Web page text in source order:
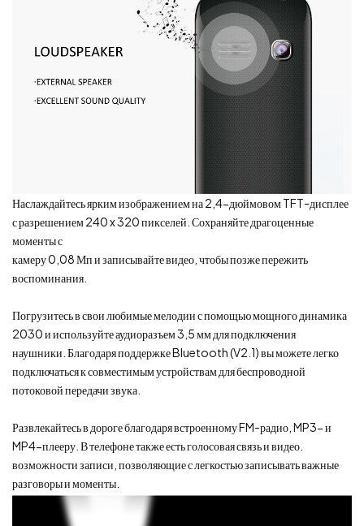
Наслаждайтесь ярким изображением на 2,4-дюймовом TFT-дисплее
с разрешением 240 x 320 пикселей. Сохраняйте драгоценные
моменты с
камеру 0,08 Мп и записывайте видео, чтобы позже пережить
воспоминания.
Погрузитесь в свои любимые мелодии с помощью мощного динамика
2030 и используйте аудиоразъем 3,5 мм для подключения
наушники. Благодаря поддержке Bluetooth (V2.1) вы можете легко
подключаться к совместимым устройствам для беспроводной
потоковой передачи звука.
Развлекайтесь в дороге благодаря встроенному FM-радио, MP3- и
MP4-плееру. В телефоне также есть голосовая связь и видео.
возможности записи, позволяющие с легкостью записывать важные
разговоры и моменты.